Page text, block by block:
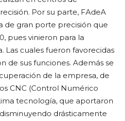
Por su parte, FAdeA
de gran porte precisión que
pues vinieron para la
Las cuales fueron favorecidas
de sus funciones. Además se
de la empresa, de
CNC (Control Numérico
tecnología, que aportaron
drásticamente